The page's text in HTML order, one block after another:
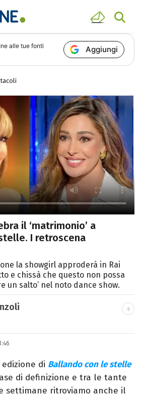
alle tue fonti
Aggiungi
il ‘matrimonio’ a
I retroscena
la showgirl approderà in Rai
e chissà che questo non possa
un salto’ nel noto dance show.
FACEBOOK SITO
editor e pubblicista
laureata in Lettere, Cinema e
libri all’attivo e ama la scrittura
di Ballando con le stelle
di definizione e tra le tante
settimane ritroviamo anche il